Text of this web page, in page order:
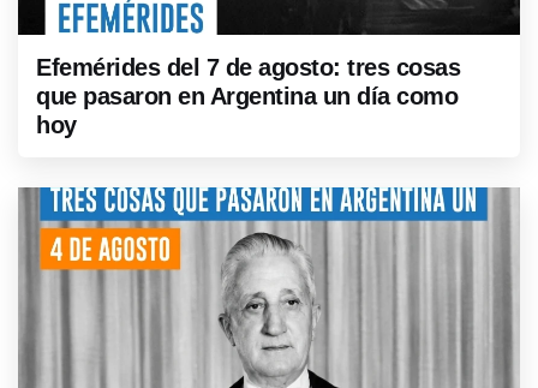
Efemérides del 7 de agosto: tres cosas
que pasaron en Argentina un día como
hoy